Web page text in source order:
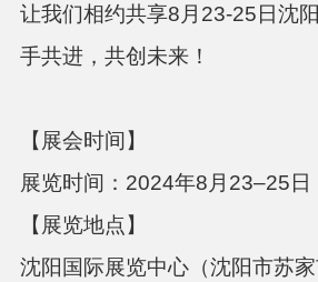
让我们相约共享8月23-25日沈
手共进，共创未来！
【展会时间】
展览时间： 2024年8月23–25日
【展览地点】
沈阳国际展览中心（沈阳市苏